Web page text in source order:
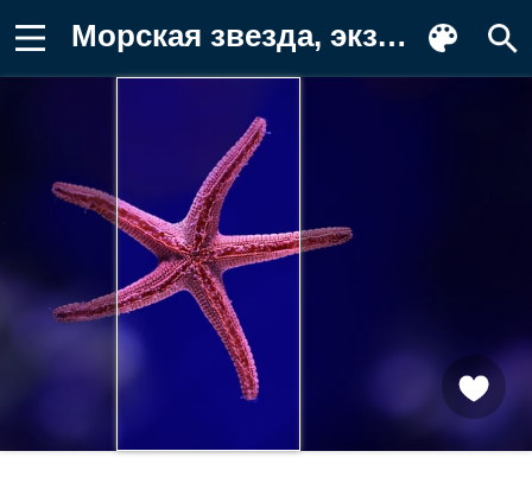
Морская звезда, экзотическая Фон для телефона